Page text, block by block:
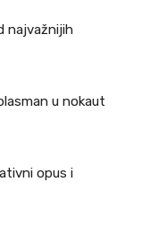
najvažnijih
u nokaut
opus i